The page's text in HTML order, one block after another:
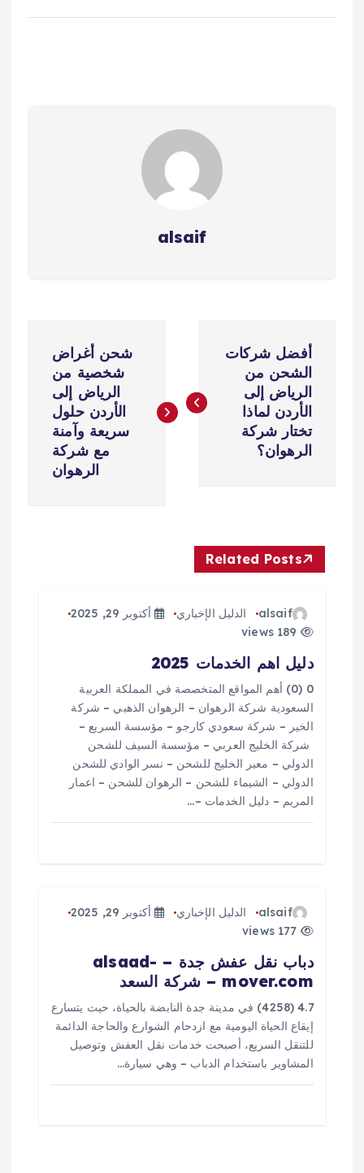
alsaif
ص
م
ت
أفضل شركات
الشحن من
الرياض إلى
الأردن لماذا
تختار شركة
الرهوان؟
شحن أغراض
شخصية من
الرياض إلى
الأردن حلول
سريعة وآمنة
مع شركة
الرهوان
Related Posts
alsaif الدليل الإخباري
أكتوبر 29, 2025
دليل اهم الخدمات 2025
0 (0) أهم المواقع المتخصصة في المملكة العربية
السعودية شركة الرهوان – الرهوان الذهبي – شركة
الخير – شركة سعودي كارجو – مؤسسة السريع –
شركة الخليج العربي – مؤسسة السيف للشحن
الدولي – معبر الخليج للشحن – نسر الوادي للشحن
الدولي – الشيماء للشحن – الرهوان للشحن – اعمار
المريم – دليل الخدمات –…
alsaif الدليل الإخباري
أكتوبر 29, 2025
دباب نقل عفش جدة – alsaad-
mover.com – شركة السعد
4.7 (4258) في مدينة جدة النابضة بالحياة، حيث يتسارع
إيقاع الحياة اليومية مع ازدحام الشوارع والحاجة الدائمة
للتنقل السريع، أصبحت خدمات نقل العفش وتوصيل
المشاوير باستخدام الدباب – وهي سيارة…